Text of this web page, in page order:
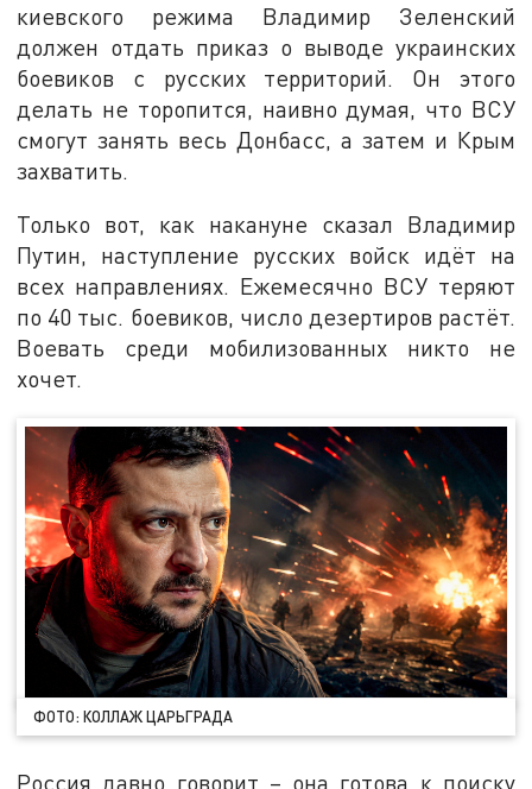
киевского режима Владимир Зеленский
должен отдать приказ о выводе украинских
боевиков с русских территорий. Он этого
делать не торопится, наивно думая, что ВСУ
смогут занять весь Донбасс, а затем и Крым
захватить.
Только вот, как накануне сказал Владимир
Путин, наступление русских войск идёт на
всех направлениях. Ежемесячно ВСУ теряют
по 40 тыс. боевиков, число дезертиров растёт.
Воевать среди мобилизованных никто не
хочет.
ФОТО: КОЛЛАЖ ЦАРЬГРАДА
Россия давно говорит – она готова к поиску